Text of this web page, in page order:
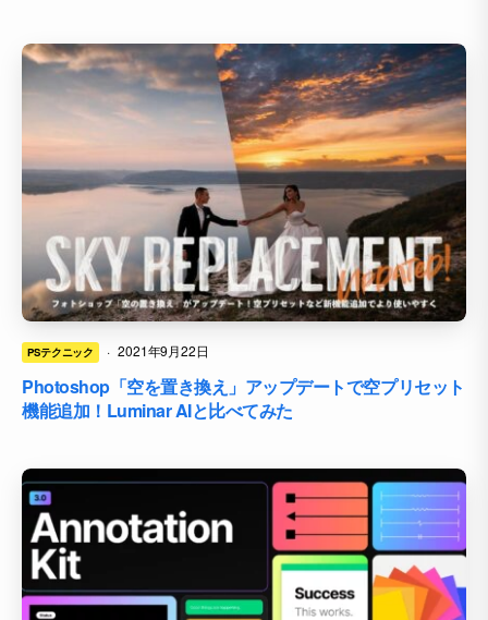
PSテクニック · 2021年9月22日
Photoshop「空を置き換え」アップデートで空プリセット
機能追加！Luminar AIと比べてみた